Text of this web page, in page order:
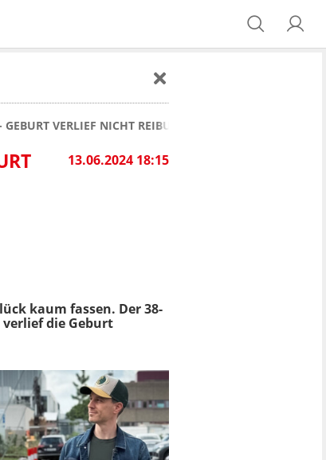
VERLIEF NICHT REIBUNGSLOS
13.06.2024 18:15
kaum fassen. Der 38-
die Geburt